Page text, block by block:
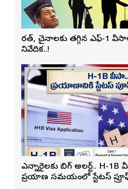
భారత్, చైనాలకు తగ్గిన ఎఫ్-1
నివేదిక..!
ఎన్నారైలకు బిగ్ అలర్ట్.. H-1B
ప్రయాణ సమయంలో స్టేటస్